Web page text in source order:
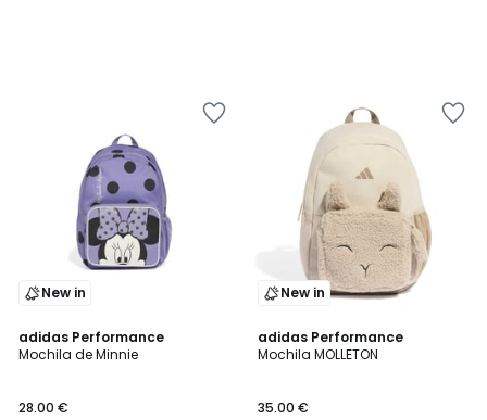
New in
adidas Performance
Mochila de Minnie
28.00 €
New in
adidas Performance
Mochila MOLLETON
35.00 €